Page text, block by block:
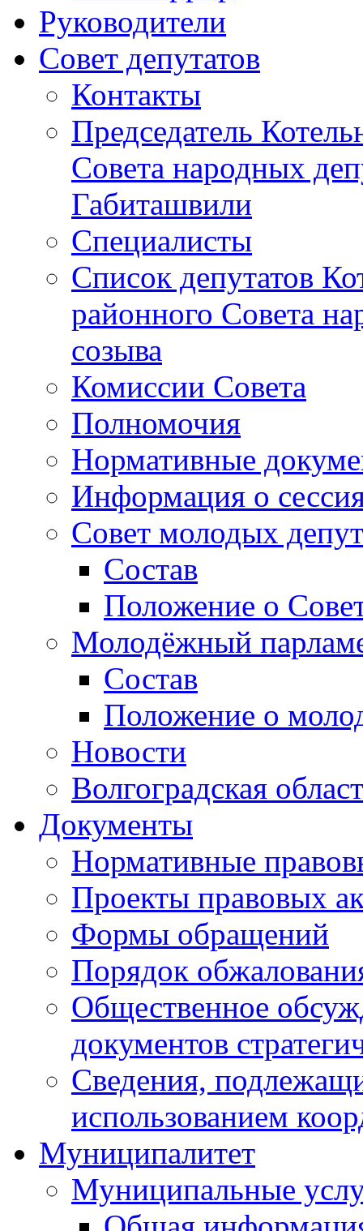
Руководители
Совет депутатов
Контакты
Председатель
Совета народных
Габиташвили
Специалисты
Список депутатов
районного Совета
созыва
Комиссии Совета
Полномочия
Нормативные
Информация о
Совет молодых
Состав
Положение о
Молодёжный
Состав
Положение о
Новости
Волгоградская
Документы
Нормативные
Проекты правовых
Формы обращений
Порядок
Общественное
документов
Сведения,
использованием
Муниципалитет
Муниципальные